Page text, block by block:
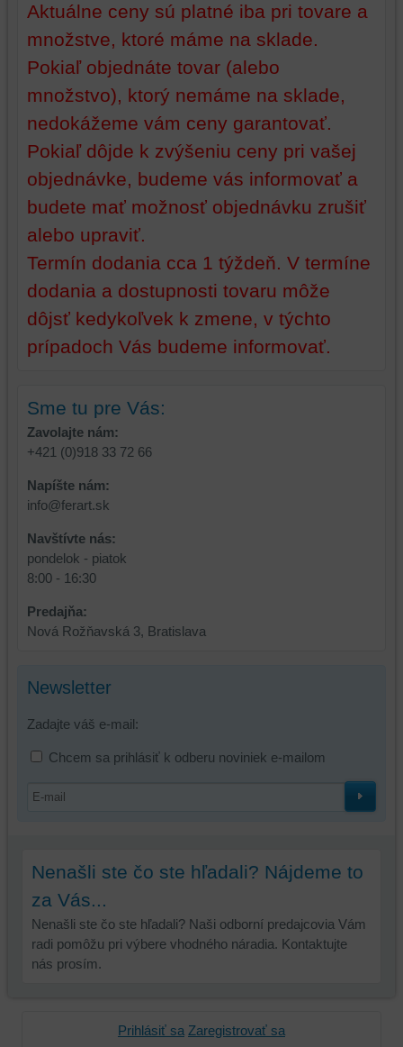
Aktuálne ceny sú platné iba pri tovare a
množstve, ktoré máme na sklade.
Pokiaľ objednáte tovar (alebo
množstvo), ktorý nemáme na sklade,
nedokážeme vám ceny garantovať.
Pokiaľ dôjde k zvýšeniu ceny pri vašej
objednávke, budeme vás informovať a
budete mať možnosť objednávku zrušiť
alebo upraviť.
Termín dodania cca 1 týždeň. V termíne
dodania a dostupnosti tovaru môže
dôjsť kedykoľvek k zmene, v týchto
prípadoch Vás budeme informovať.
Sme tu pre Vás:
Zavolajte nám:
+421 (0)918 33 72 66
Napíšte nám:
info@ferart.sk
Navštívte nás:
pondelok - piatok
8:00 - 16:30
Predajňa:
Nová Rožňavská 3, Bratislava
Newsletter
Zadajte váš e-mail:
Chcem sa prihlásiť k odberu noviniek e-mailom
Nenašli ste čo ste hľadali? Nájdeme to
za Vás...
Nenašli ste čo ste hľadali? Naši odborní predajcovia Vám
radi pomôžu pri výbere vhodného náradia. Kontaktujte
nás prosím.
Prihlásiť sa Zaregistrovať sa
funkčnosti
platformy,
z
prehliadania
zabezpečenia.
váš
zážitok
prehliadania,
ukladať
niektoré
z
vašich
preferencií
bez
toho,
aby
mali
používateľský
účet
alebo
bez
skripty
a/alebo
zdroje
strán,
widgety
atď.